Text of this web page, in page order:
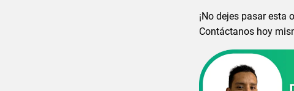
¡No dejes pasar
Contáctanos hoy